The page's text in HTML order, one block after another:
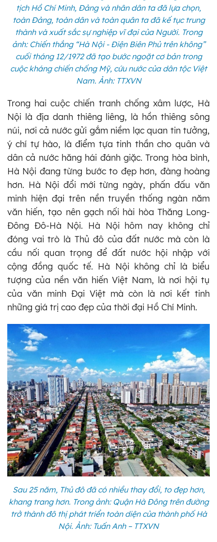
tịch Hồ Chí Minh, Đảng và nhân dân ta đã lựa chọn,
toàn Đảng, toàn dân và toàn quân ta đã kế tục trung
thành và xuất sắc sự nghiệp vĩ đại của Người. Trong
ảnh: Chiến thắng “Hà Nội - Điện Biên Phủ trên không”
cuối tháng 12/1972 đã tạo bước ngoặt cơ bản trong
cuộc kháng chiến chống Mỹ, cứu nước của dân tộc Việt
Nam. Ảnh: TTXVN
Trong hai cuộc chiến tranh chống xâm lược, Hà
Nội là địa danh thiêng liêng, là hồn thiêng sông
núi, nơi cả nước gửi gắm niềm lạc quan tin tưởng,
ý chí tự hào, là điểm tựa tinh thần cho quân và
dân cả nước hăng hái đánh giặc. Trong hòa bình,
Hà Nội đang từng bước to đẹp hơn, đàng hoàng
hơn. Hà Nội đổi mới từng ngày, phấn đấu văn
minh hiện đại trên nền truyền thống ngàn năm
văn hiến, tạo nên gạch nối hài hòa Thăng Long-
Đông Đô-Hà Nội. Hà Nội hôm nay không chỉ
đóng vai trò là Thủ đô của đất nước mà còn là
cầu nối quan trọng để đất nước hội nhập với
cộng đồng quốc tế. Hà Nội không chỉ là biểu
tượng của nền văn hiến Việt Nam, là nơi hội tụ
của văn minh Đại Việt mà còn là nơi kết tinh
những giá trị cao đẹp của thời đại Hồ Chí Minh.
Sau 25 năm, Thủ đô đã có nhiều thay đổi, to đẹp hơn,
khang trang hơn. Trong ảnh: Quận Hà Đông trên đường
trở thành đô thị phát triển toàn diện của thành phố Hà
Nội. Ảnh: Tuấn Anh – TTXVN